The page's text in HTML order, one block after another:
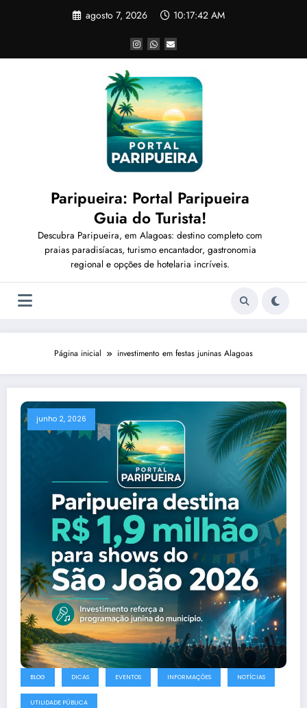
agosto 7, 2026 10:17:44 AM
Paripueira: Portal Paripueira
Guia do Turista!
Descubra Paripueira, em Alagoas: destino completo com
praias paradisíacas, turismo encantador, gastronomia
regional e opções de hotelaria incríveis.
Página inicial investimento em festas juninas Alagoas
junho 2, 2026
BLOG DICAS EVENTOS INFORMAÇÕES NOTÍCIAS
UTILIDADE PÚBLICA